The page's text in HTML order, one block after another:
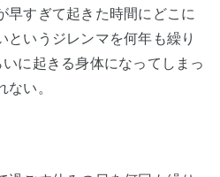
早すぎて起きた時間にどこに
というジレンマを何年も繰り
に起きる身体になってしまっ
い。